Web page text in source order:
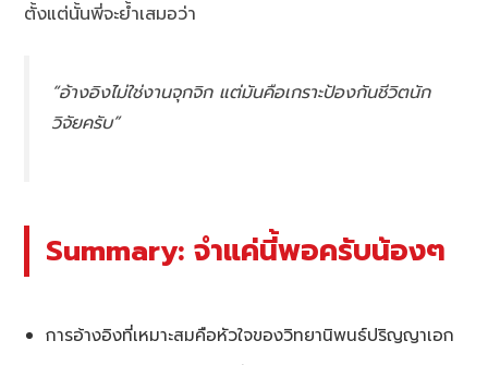
ตั้งแต่นั้นพี่จะย้ำเสมอว่า
“อ้างอิงไม่ใช่งานจุกจิก แต่มันคือเกราะป้องกันชีวิตนัก
วิจัยครับ”
Summary: จำแค่นี้พอครับน้องๆ
การอ้างอิงที่เหมาะสมคือหัวใจของวิทยานิพนธ์ปริญญาเอก